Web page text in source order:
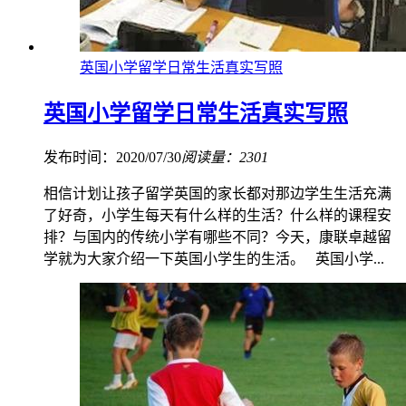
英国小学留学日常生活真实写照
英国小学留学日常生活真实写照
发布时间：2020/07/30阅读量：2301
相信计划让孩子留学英国的家长都对那边学生生活充满
了好奇，小学生每天有什么样的生活？什么样的课程安
排？与国内的传统小学有哪些不同？今天，康联卓越留
学就为大家介绍一下英国小学生的生活。 英国小学...